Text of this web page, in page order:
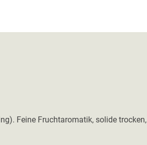
Feine Fruchtaromatik, solide trocken,